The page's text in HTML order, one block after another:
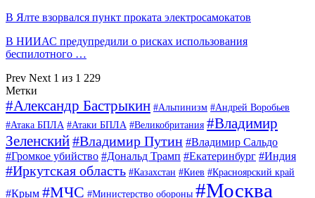
В Ялте взорвался пункт проката электросамокатов
В НИИАС предупредили о рисках использования
беспилотного …
Prev Next 1 из 1 229
Метки
#Александр Бастрыкин #Альпинизм #Андрей Воробьев
#Атака БПЛА #Атаки БПЛА #Великобритания #Владимир
Зеленский#Владимир Путин #Владимир Сальдо
#Громкое убийство #Дональд Трамп #Екатеринбург #Индия
#Иркутская область #Казахстан #Киев #Красноярский край
#Крым #МЧС #Министерство обороны #Москва